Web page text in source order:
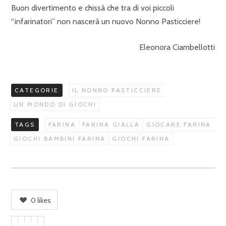
Buon divertimento e chissà che tra di voi piccoli
“infarinatori” non nascerà un nuovo Nonno Pasticciere!
Eleonora Ciambellotti
CATEGORIE
IL NONNO PASTICCIERE
UN MONDO DI GIOCHI
TAGS FARINA FARINA GIALLA
GIOCARE FARINA
GIOCHI BAMBINI FARINA
GIOCHI FARINA
0 likes